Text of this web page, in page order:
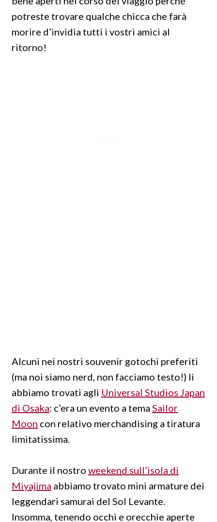
potreste trovare qualche chicca che farà
morire d’invidia tutti i vostri amici al
ritorno!
Alcuni nei nostri souvenir gotochi preferiti
(ma noi siamo nerd, non facciamo testo!) li
abbiamo trovati agli Universal Studios Japan
di Osaka: c’era un evento a tema Sailor
Moon con relativo merchandising a tiratura
limitatissima.
Durante il nostro weekend sull’isola di
Miyajima abbiamo trovato mini armature dei
leggendari samurai del Sol Levante.
Insomma, tenendo occhi e orecchie aperte